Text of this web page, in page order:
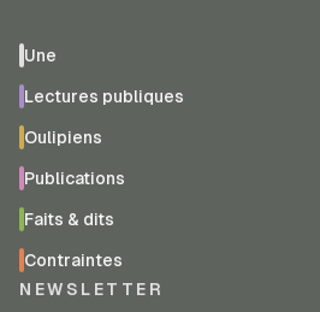
Une
Lectures publiques
Oulipiens
Publications
Faits & dits
Contraintes
NEWSLETTER